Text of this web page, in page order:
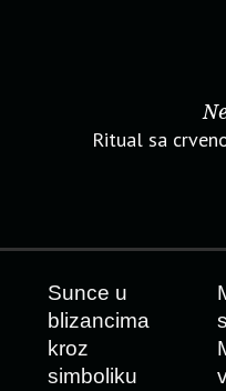
Ritual sa
Sunce u
blizancima
kroz
simboliku